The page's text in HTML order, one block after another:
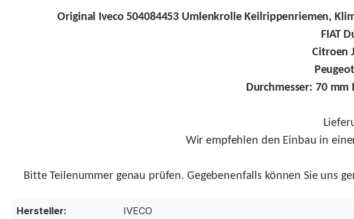
Original Iveco 504084453 Umlenkrolle Keilrippenriemen,
FIAT
Citroen
Durchmesser: 70
Wir empfehlen den Einbau in
Bitte Teilenummer genau prüfen. Gegebenenfalls können Sie uns
Hersteller:
IVECO